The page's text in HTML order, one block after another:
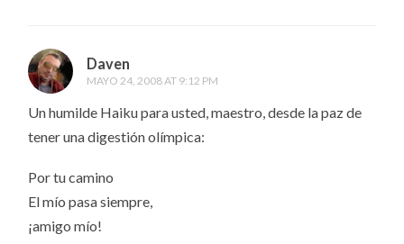
Daven
MAYO 24, 2008 AT 9:12 PM
Un humilde Haiku para usted, maestro, desde la paz de
tener una digestión olímpica:
Por tu camino
El mío pasa siempre,
¡amigo mío!